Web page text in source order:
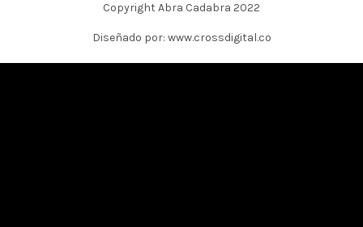
Copyright Abra Cadabra 2022
Diseñado por: www.crossdigital.co